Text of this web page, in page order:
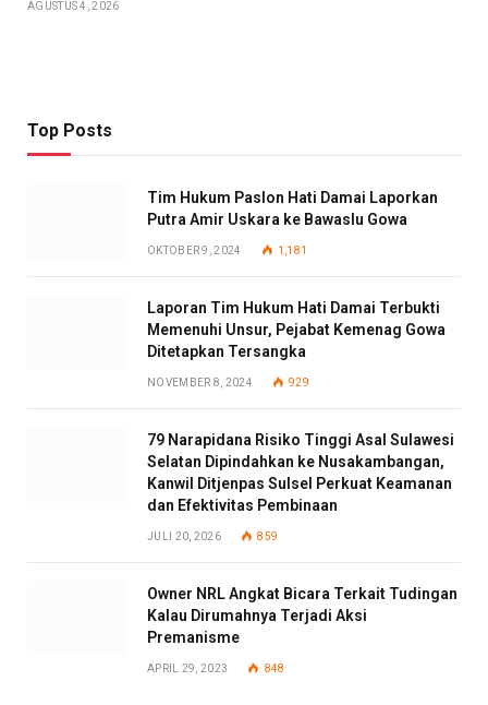
AGUSTUS 4, 2026
Top Posts
Tim Hukum Paslon Hati Damai Laporkan
Putra Amir Uskara ke Bawaslu Gowa
OKTOBER 9, 2024 1,181
Laporan Tim Hukum Hati Damai Terbukti
Memenuhi Unsur, Pejabat Kemenag Gowa
Ditetapkan Tersangka
NOVEMBER 8, 2024 929
79 Narapidana Risiko Tinggi Asal Sulawesi
Selatan Dipindahkan ke Nusakambangan,
Kanwil Ditjenpas Sulsel Perkuat Keamanan
dan Efektivitas Pembinaan
JULI 20, 2026 859
Owner NRL Angkat Bicara Terkait Tudingan
Kalau Dirumahnya Terjadi Aksi
Premanisme
APRIL 29, 2023 848